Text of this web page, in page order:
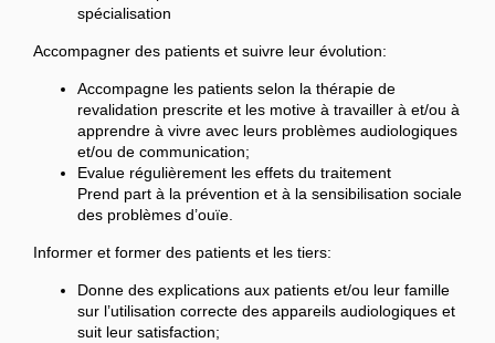
spécialisation
Accompagner des patients et suivre leur évolution:
Accompagne les patients selon la thérapie de
revalidation prescrite et les motive à travailler à et/ou à
apprendre à vivre avec leurs problèmes audiologiques
et/ou de communication;
Evalue régulièrement les effets du traitement
Prend part à la prévention et à la sensibilisation sociale
des problèmes d’ouïe.
Informer et former des patients et les tiers:
Donne des explications aux patients et/ou leur famille
sur l’utilisation correcte des appareils audiologiques et
suit leur satisfaction;